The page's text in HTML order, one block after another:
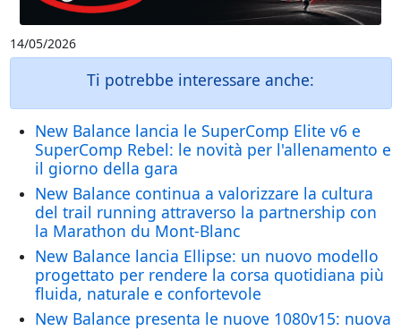
14/05/2026
Ti potrebbe interessare anche:
New Balance lancia le SuperComp Elite v6 e
SuperComp Rebel: le novità per l'allenamento e
il giorno della gara
New Balance continua a valorizzare la cultura
del trail running attraverso la partnership con
la Marathon du Mont-Blanc
New Balance lancia Ellipse: un nuovo modello
progettato per rendere la corsa quotidiana più
fluida, naturale e confortevole
New Balance presenta le nuove 1080v15: nuova